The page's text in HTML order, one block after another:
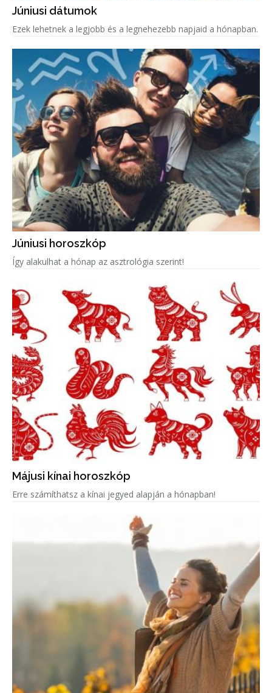
Júniusi dátumok
Ezek lehetnek a legjobb és a legnehezebb napjaid a hónapban.
Júniusi horoszkóp
Így alakulhat a hónap az asztrológia szerint!
Májusi kínai horoszkóp
Erre számíthatsz a kínai jegyed alapján a hónapban!